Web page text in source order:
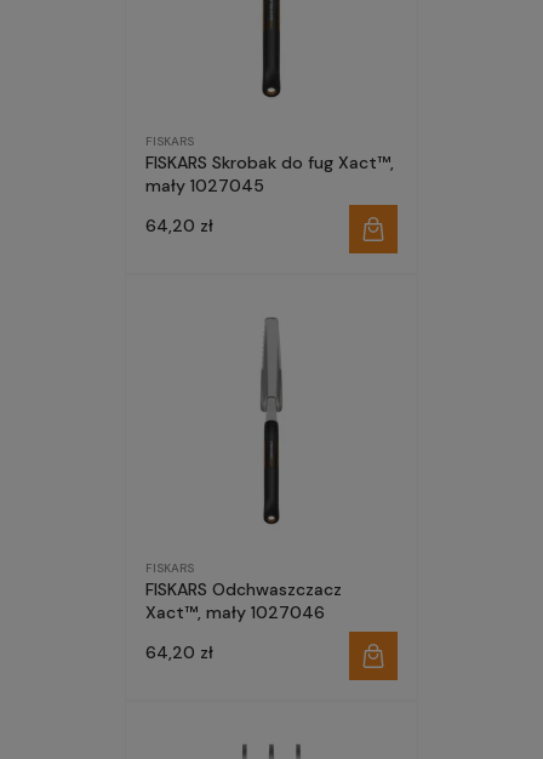
FISKARS
FISKARS Skrobak do fug Xact™,
mały 1027045
64,20 zł
FISKARS
FISKARS Odchwaszczacz
Xact™, mały 1027046
64,20 zł